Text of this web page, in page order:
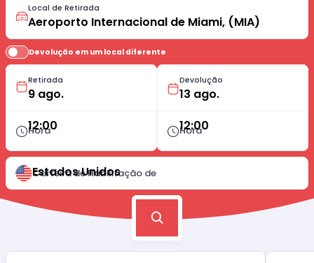
Local de Retirada
Devolução em um local diferente
Retirada
Hora
12:00
Devolução
Hora
12:00
Carteira de Habilitação de
Estados Unidos